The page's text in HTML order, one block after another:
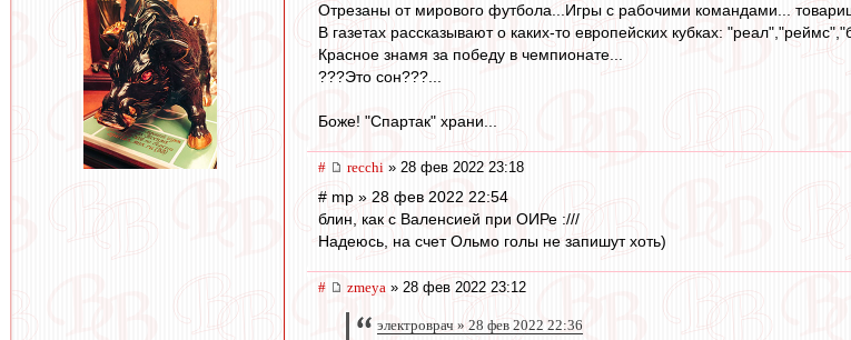
Отрезаны от мирового футбола...Игры с рабочими командами...
В газетах рассказывают о каких-то европейских кубках:
Красное знамя за победу в чемпионате...
???Это сон???...
Боже! "Спартак" храни...
# recchi » 28 фев 2022 23:18
# mp » 28 фев 2022 22:54
блин, как с Валенсией при ОИРе :///
Надеюсь, на счет Ольмо голы не запишут хоть)
# zmeya » 28 фев 2022 23:12
электроврач » 28 фев 2022 22:36